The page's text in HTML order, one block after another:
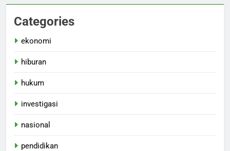
Categories
ekonomi
hiburan
hukum
investigasi
nasional
pendidikan